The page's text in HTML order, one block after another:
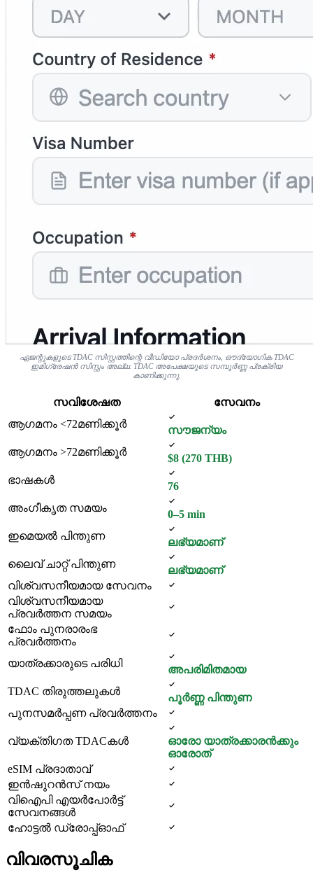
ഏജന്റുകളുടെ TDAC സിസ്റ്റത്തിന്റെ വീഡിയോ പ്രദർശനം, ഔദ്യോഗിക TDAC
ഇമിഗ്രേഷൻ സിസ്റ്റം അല്ല. TDAC അപേക്ഷയുടെ സമ്പൂർണ്ണ പ്രക്രിയ
കാണിക്കുന്നു.
സവിശേഷത
സേവനം
ആഗമനം <72മണിക്കൂർ
സൗജന്യം
ആഗമനം >72മണിക്കൂർ
$8 (270 THB)
ഭാഷകൾ
76
അംഗീകൃത സമയം
0–5 min
ഇമെയൽ പിന്തുണ
ലഭ്യമാണ്
ലൈവ് ചാറ്റ് പിന്തുണ
ലഭ്യമാണ്
വിശ്വസനീയമായ സേവനം
വിശ്വസനീയമായ
പ്രവർത്തന സമയം
ഫോം പുനരാരംഭ
പ്രവർത്തനം
യാത്രക്കാരുടെ പരിധി
അപരിമിതമായ
TDAC തിരുത്തലുകൾ
പൂർണ്ണ പിന്തുണ
പുനസമർപ്പണ പ്രവർത്തനം
വ്യക്തിഗത TDACകൾ
ഓരോ യാത്രക്കാരൻക്കും
ഓരോത്
eSIM പ്രദാതാവ്
ഇൻഷുറൻസ് നയം
വിഐപി എയർപോർട്ട്
സേവനങ്ങൾ
ഹോട്ടൽ ഡ്രോപ്പ്ഓഫ്
വിവരസൂചിക